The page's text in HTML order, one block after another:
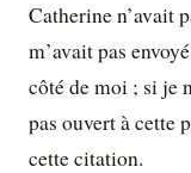
Catherine n’avait
m’avait pas
côté de moi ; si je
pas ouvert à cette
cette citation.